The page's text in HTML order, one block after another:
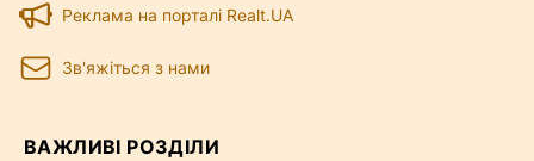
Реклама на порталі Realt.UA
Зв'яжіться з нами
ВАЖЛИВІ РОЗДІЛИ